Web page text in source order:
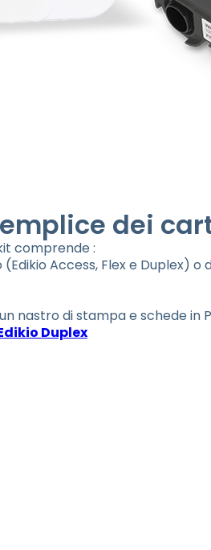
dei
comprende :
Access, Flex e Duplex)
nastro di stampa e schede in
Duplex